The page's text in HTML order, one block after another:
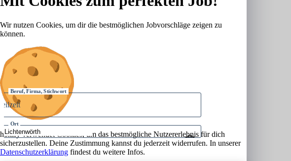
Karriere-Tipps
Anmelden
Beruf, Firma, Stichwort
Ort
Umkreis
Wir nutzen Cookies, um dir die bestmöglichen Jobvorschläge zeigen zu
können.
hokify verwendet Cookies, um das bestmögliche Nutzererlebnis für dich
sicherzustellen. Deine Zustimmung kannst du jederzeit widerrufen. In unserer
Datenschutzerklärung findest du weitere Infos.